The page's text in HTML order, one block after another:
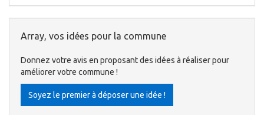
Array, vos idées pour la commune
Donnez votre avis en proposant des idées à réaliser pour
améliorer votre commune !
Soyez le premier à déposer une idée !